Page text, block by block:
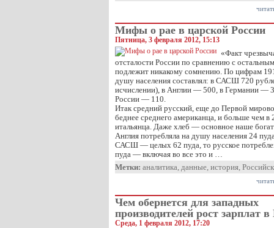
Мифы о рае в царской России
Пятница, 3 февраля 2012, 15:13
«Факт
отсталости России по сравнению с
подлежит никакому сомнению. По цифрам
душу населения составлял: в САСШ 720
исчислении), в Англии — 500, в Германии —
России — 110.
Итак средний русский, еще до Первой
беднее среднего американца, и больше чем в
итальянца. Даже хлеб — основное наше
Англия потребляла на душу населения 24
САСШ — целых 62 пуда, то русское
пуда — включая во все это и …
Метки: аналитика, данные, история,
Чем обернется для западных
производителей рост зарплат
Среда, 1 февраля 2012, 17:20